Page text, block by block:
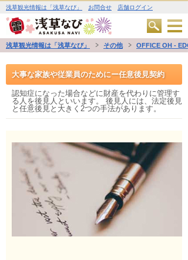
浅草観光情報は「浅草なび」 お問合せ 店舗ログイン
浅草観光情報は「浅草なび」 その他 OFFICE OH -
大事な家族や従業員のためにー任意後見契約
認知症になった場合などに財産を代わりに管理す
る人を後見人といいます。 後見人には、法定後見
と任意後見と大きく2つの手法があります。